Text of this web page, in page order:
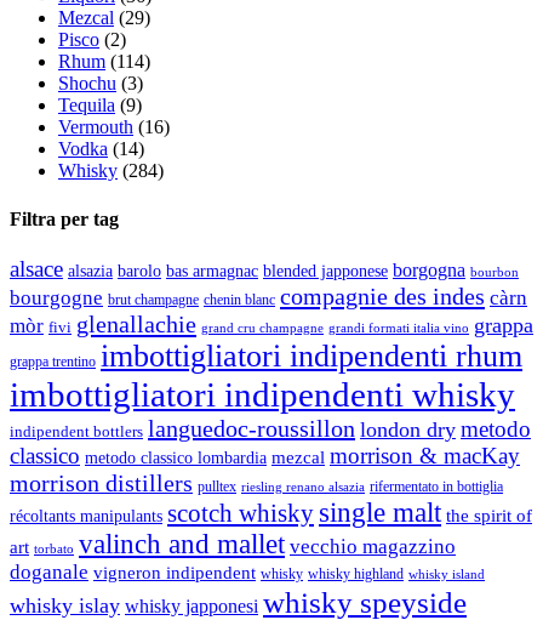
Mezcal (29)
Pisco (2)
Rhum (114)
Shochu (3)
Tequila (9)
Vermouth (16)
Vodka (14)
Whisky (284)
Filtra per tag
alsace alsazia barolo bas armagnac blended japponese borgogna bourbon
bourgogne brut champagne chenin blanc compagnie des indes càrn
mòr fivi glenallachie grand cru champagne grandi formati italia vino grappa
grappa trentino imbottigliatori indipendenti rhum
imbottigliatori indipendenti whisky
indipendent bottlers languedoc-roussillon london dry metodo
classico metodo classico lombardia mezcal morrison & macKay
morrison distillers pulltex riesling renano alsazia rifermentato in bottiglia
récoltants manipulants scotch whisky single malt the spirit of
art torbato valinch and mallet vecchio magazzino
doganale vigneron indipendent whisky whisky highland whisky island
whisky islay whisky japponesi whisky speyside